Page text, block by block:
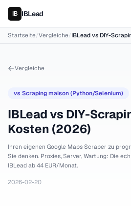
IBLead
Startseite/Vergleiche/IBLead vs DIY-
Vergleiche
vs Scraping maison (Python/Selenium)
IBLead vs DIY-
Kosten (2026)
Ihren eigenen Google Maps Scraper zu
Sie denken. Proxies, Server, Wartung: Die
IBLead ab 44 EUR/Monat.
2026-02-20